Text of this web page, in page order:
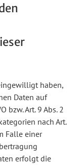
haben,
Daten auf
bzw. Art. 9 Abs. 2
nach Art.
Falle einer
erfolgt die